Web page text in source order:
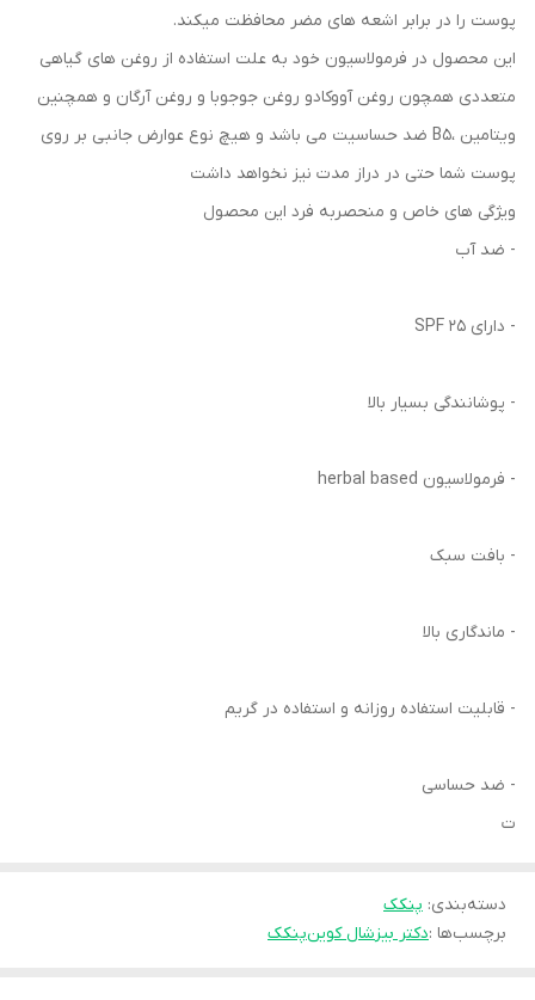
پوست را در برابر اشعه های مضر محافظت میکند.
این محصول در فرمولاسیون خود به علت استفاده از روغن های گیاهی
متعددی همچون روغن آووکادو روغن جوجوبا و روغن آرگان و همچنین
ویتامین ،B5 ضد حساسیت می باشد و هیچ نوع عوارض جانبی بر روی
پوست شما حتی در دراز مدت نیز نخواهد داشت
ویژگی های خاص و منحصربه فرد این محصول
- ضد آب
- دارای SPF 25
- پوشانندگی بسیار بالا
- فرمولاسیون herbal based
- بافت سبک
- ماندگاری بالا
- قابلیت استفاده روزانه و استفاده در گریم
- ضد حساسی
ت
دسته‌بندی: پنکک
برچسب‌ها :دکتر بیزشال کوینپنکک